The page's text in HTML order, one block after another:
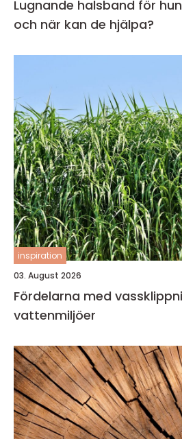
Lugnande halsband för hund hur fungerar
och när kan de hjälpa?
inspiration
03. August 2026
Fördelarna med
vattenmiljöer